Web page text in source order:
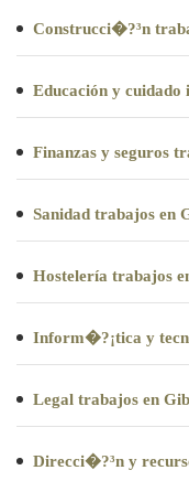
Construcci�?³n
Educación y
Finanzas y seguros
Sanidad trabajos en
Hostelería trabajos
Inform�?¡tica y
Legal trabajos en
Direcci�?³n y